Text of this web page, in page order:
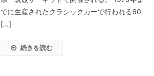
でに生産されたクラシックカーで行われる60
[…]
続きを読む